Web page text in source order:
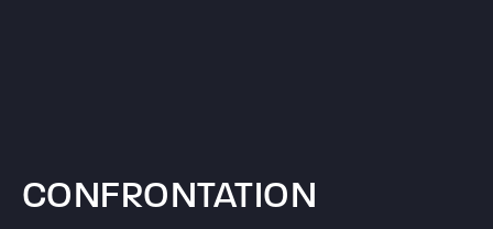
CONFRONTATION